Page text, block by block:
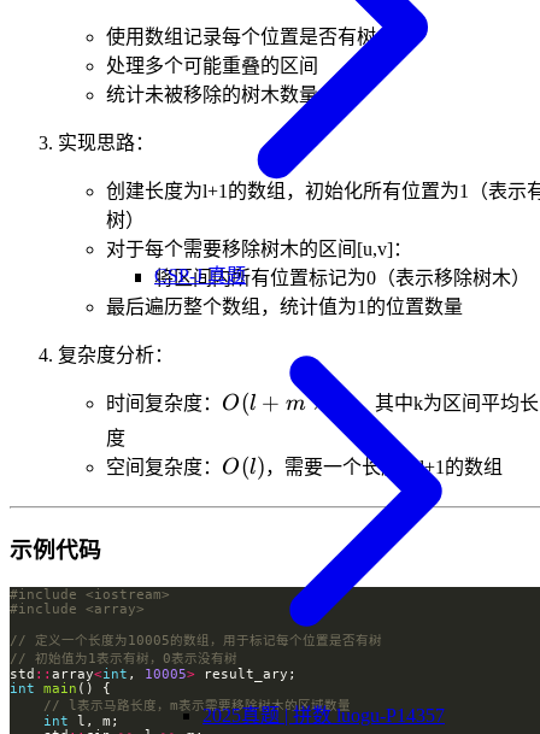
CSP-J 真题
2025真题 | 拼数 luogu-P14357
使用数组记录每个位置是否有树
处理多个可能重叠的区间
统计未被移除的树木数量
实现思路：
创建长度为l+1的数组，初始化所有位置为1（表示
树）
对于每个需要移除树木的区间[u,v]：
将区间内所有位置标记为0（表示移除树木）
最后遍历整个数组，统计值为1的位置数量
复杂度分析：
时间复杂度： O(l +
\times
k)
O(l + m × )，其中k为区间平均长
度
空间复杂度： O(l)
O(l)，需要一个长度为l+1的数组
示例代码
#include
<iostream>
#include
<array>
std :: array<int , 10005>
int
main
int